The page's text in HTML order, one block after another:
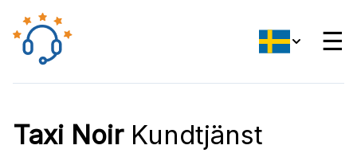
☰
Taxi NoirKundtjänst